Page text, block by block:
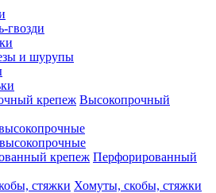
гвозди
и шурупы
Высокопрочный
Перфорированный
Хомуты, скобы, стяжки